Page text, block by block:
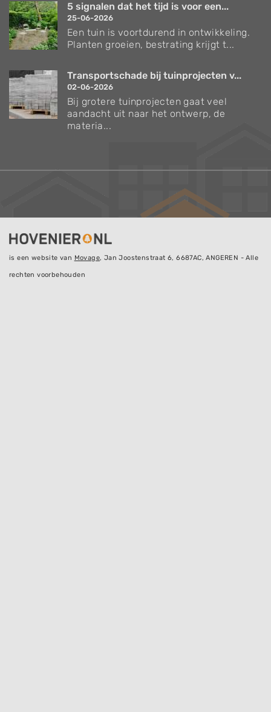
5 signalen dat het tijd is voor een...
25-06-2026
Een tuin is voortdurend in ontwikkeling.
Planten groeien, bestrating krijgt t...
Transportschade bij tuinprojecten v...
02-06-2026
Bij grotere tuinprojecten gaat veel
aandacht uit naar het ontwerp, de
materia...
is een website van Movage, Jan Joostenstraat 6, 6687AC, ANGEREN - Alle
rechten voorbehouden